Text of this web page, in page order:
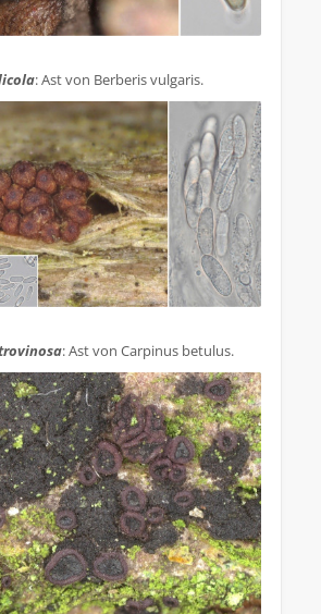
: Ast von Berberis vulgaris.
: Ast von Carpinus betulus.